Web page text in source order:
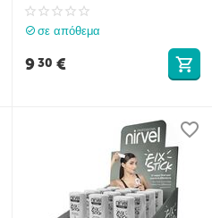
σε απόθεμα
930 €